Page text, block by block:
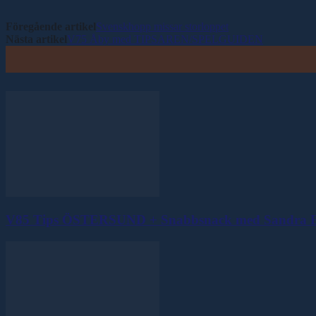
Föregående artikelSvenskhopp missar storloppet
Nästa artikelV75 Åby med TIPSAREN/SPELGUIDEN
V85 Tips ÖSTERSUND + Snabbsnack med Sandra